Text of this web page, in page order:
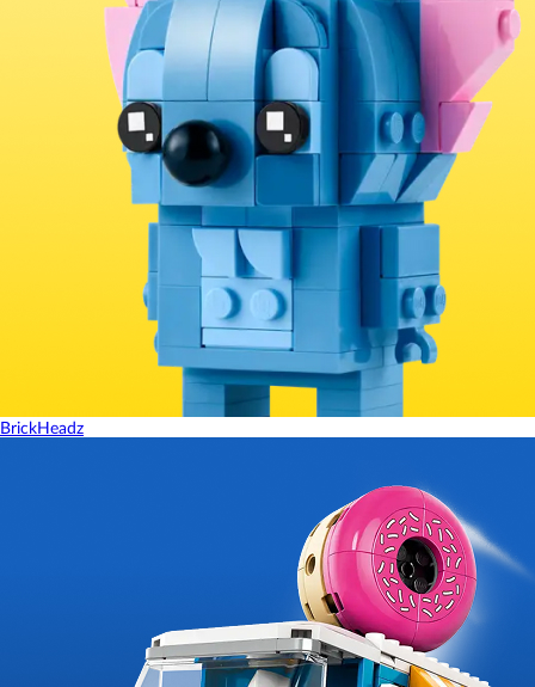
BrickHeadz